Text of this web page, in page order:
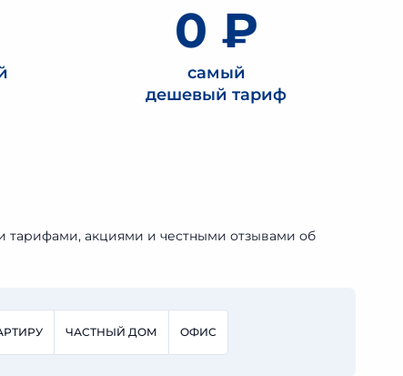
0 ₽
самый
дешевый тариф
тарифами, акциями и честными отзывами об
ЧАСТНЫЙ ДОМ ОФИС